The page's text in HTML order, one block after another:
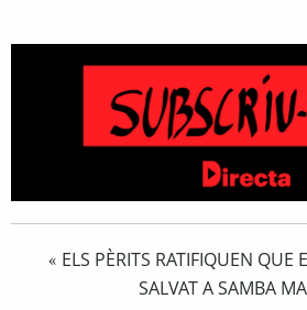
« ELS PÈRITS RATIFIQUEN QUE
SALVAT A SAMBA